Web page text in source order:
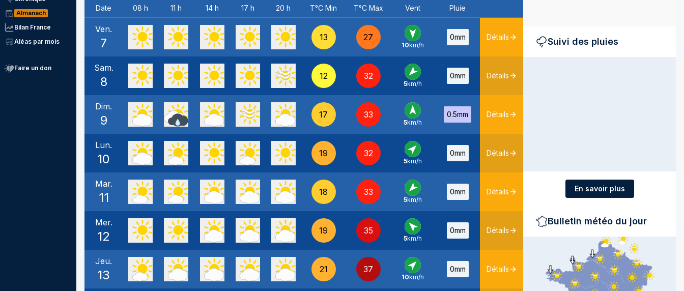
Almanach
Bilan France
Aléas par mois
Faire un don
Date 08 h 11 h 14 h 17 h 20 h T°C Min T°C Max Vent Pluie
Ven.
7 13 27
N -
10km/h
0mm Détails
Sam.
8 12 32
NE
5km/h
0mm Détails
Dim.
9 17 33
S -
5km/h
0.5mm Détails
Lun.
10 19 32
SO
5km/h
0mm Détails
Mar.
11 18 33
NE
5km/h
0mm Détails
Mer.
12 19 35
SE -
5km/h
0mm Détails
Jeu.
13 21 37
SO -
10km/h
0mm Détails
Suivi des pluies
En savoir plus
Bulletin météo du jour